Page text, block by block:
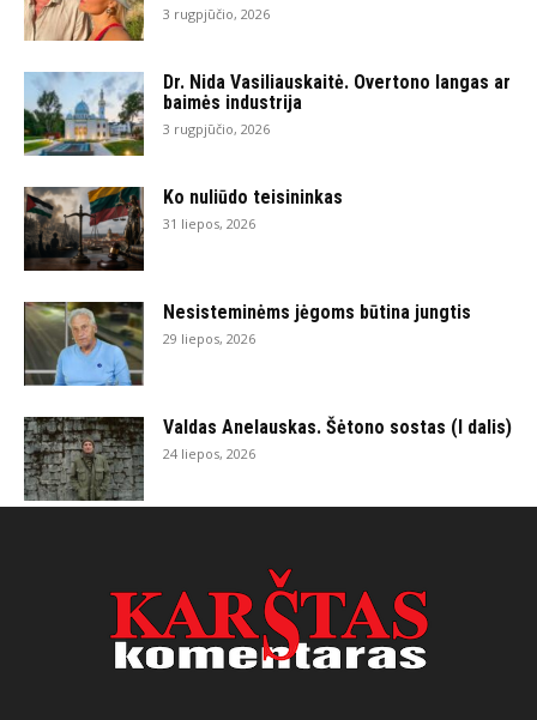
3 rugpjūčio, 2026
Dr. Nida Vasiliauskaitė. Overtono langas ar
baimės industrija
3 rugpjūčio, 2026
Ko nuliūdo teisininkas
31 liepos, 2026
Nesisteminėms jėgoms būtina jungtis
29 liepos, 2026
Valdas Anelauskas. Šėtono sostas (I dalis)
24 liepos, 2026